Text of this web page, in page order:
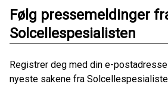
Følg pressemeldinger
Solcellespesialisten
Registrer deg med din e-
nyeste sakene fra